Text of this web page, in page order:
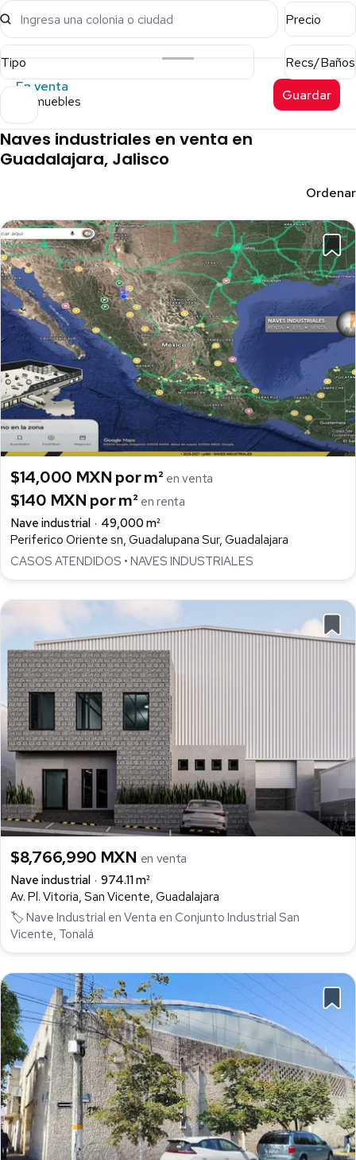
Ingresa una colonia o ciudad Precio
Tipo
Recs/Baños
En venta
8 inmuebles Guardar
Naves industriales en venta en
Guadalajara, Jalisco
Ordenar
$14,000 MXN por m² en venta
$140 MXN por m² en renta
Nave industrial
49,000 m²
Periferico Oriente sn, Guadalupana Sur, Guadalajara
CASOS ATENDIDOS • NAVES INDUSTRIALES
$8,766,990 MXN en venta
Nave industrial
974.11 m²
Av. Pl. Vitoria, San Vicente, Guadalajara
🏷️ Nave Industrial en Venta en Conjunto Industrial San
Vicente, Tonalá